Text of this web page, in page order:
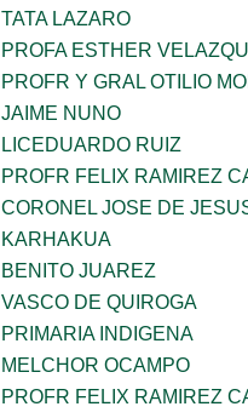
TATA LAZARO
PROFA ESTHER
PROFR Y GRAL OTILIO
JAIME NUNO
LICEDUARDO RUIZ
PROFR FELIX RAMIREZ
CORONEL JOSE DE
KARHAKUA
BENITO JUAREZ
VASCO DE QUIROGA
PRIMARIA INDIGENA
MELCHOR OCAMPO
PROFR FELIX RAMIREZ